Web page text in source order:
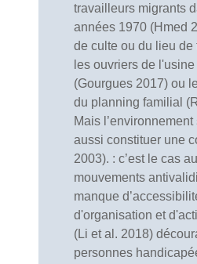
travailleurs migrants
années 1970 (Hmed
de culte ou du lieu de
les ouvriers de
(Gourgues 2017) ou
du planning familial
Mais
aussi constituer une
2003). : c’est le cas
mouvements
manque
d'organisation et
(Li et al. 2018)
personnes